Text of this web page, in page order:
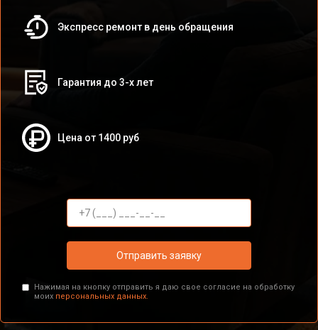
Экспресс ремонт в день обращения
Гарантия до 3-х лет
Цена от 1400 руб
Отправить заявку
Нажимая на кнопку отправить я даю свое согласие на обработку
моих персональных данных.